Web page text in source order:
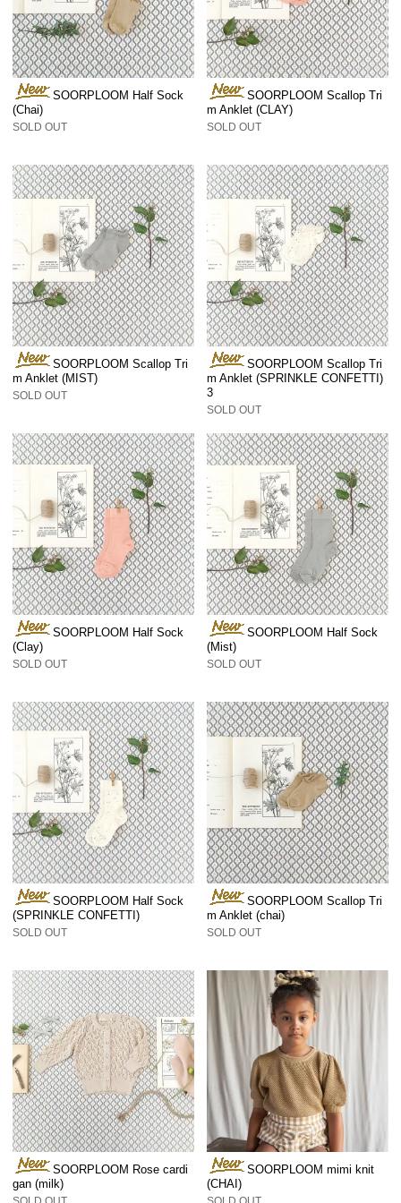
SOORPLOOM Half Sock
(Chai)
SOLD OUT
SOORPLOOM Scallop Tri
m Anklet (CLAY)
SOLD OUT
SOORPLOOM Scallop Tri
m Anklet (MIST)
SOLD OUT
SOORPLOOM Scallop Tri
m Anklet (SPRINKLE CONFETTI)
3
SOLD OUT
SOORPLOOM Half Sock
(Clay)
SOLD OUT
SOORPLOOM Half Sock
(Mist)
SOLD OUT
SOORPLOOM Half Sock
(SPRINKLE CONFETTI)
SOLD OUT
SOORPLOOM Scallop Tri
m Anklet (chai)
SOLD OUT
SOORPLOOM Rose cardi
gan (milk)
SOORPLOOM mimi knit
(CHAI)